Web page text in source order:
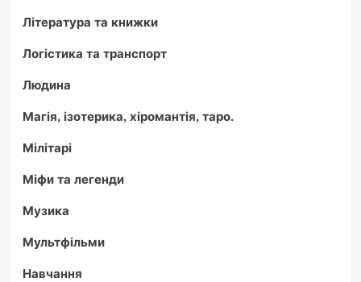
Література та книжки
Логістика та транспорт
Людина
Магія, ізотерика, хіромантія, таро.
Мілітарі
Міфи та легенди
Музика
Мультфільми
Навчання